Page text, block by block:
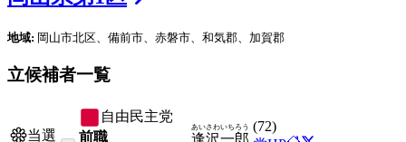
地域: 岡山市北区、備前市、赤磐市、和気郡、加賀郡
立候補者一覧
当選
自由民主党
前職
逢沢
あいさわ
一郎
いちろう (72)